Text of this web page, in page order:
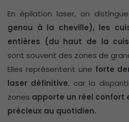
En épilation laser, on distingue
genou à la cheville), les
entières (du haut de la
sont souvent des zones de
Elles représentent une forte
laser définitive, car la
zones apporte un réel confort
précieux au quotidien.